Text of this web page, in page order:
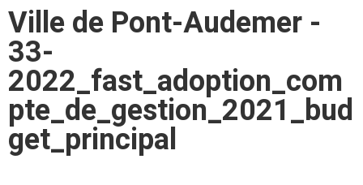
Ville de Pont-Audemer -
33-
2022_fast_adoption_com
pte_de_gestion_2021_bud
get_principal